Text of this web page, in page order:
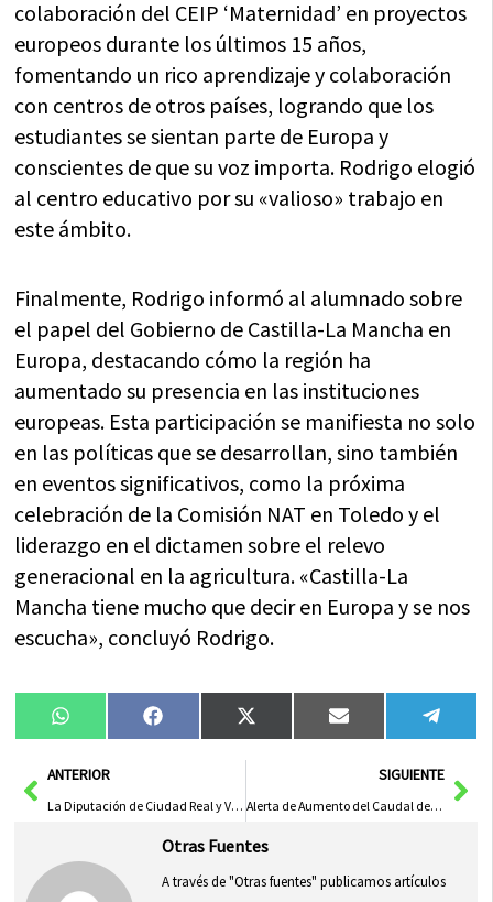
colaboración del CEIP ‘Maternidad’ en proyectos
europeos durante los últimos 15 años,
fomentando un rico aprendizaje y colaboración
con centros de otros países, logrando que los
estudiantes se sientan parte de Europa y
conscientes de que su voz importa. Rodrigo elogió
al centro educativo por su «valioso» trabajo en
este ámbito.
Finalmente, Rodrigo informó al alumnado sobre
el papel del Gobierno de Castilla-La Mancha en
Europa, destacando cómo la región ha
aumentado su presencia en las instituciones
europeas. Esta participación se manifiesta no solo
en las políticas que se desarrollan, sino también
en eventos significativos, como la próxima
celebración de la Comisión NAT en Toledo y el
liderazgo en el dictamen sobre el relevo
generacional en la agricultura. «Castilla-La
Mancha tiene mucho que decir en Europa y se nos
escucha», concluyó Rodrigo.
Compartir
en
WhatsAppCompartir
en
FacebookCompartir
en
X
(Twitter)
Compartir
en
Email
en
AntANTERIOR
La Diputación de Ciudad Real y Valverde se Comprometen a Restablecer la Normalidad en El Robledo tras la Crecida del Río Bullaque
SIGUIENTE
Alerta de Aumento del Caudal del Río Júcar Informada por el PRICAM en Cuenca y Alrededores
Otras Fuentes
A través de "Otras fuentes" publicamos artículos